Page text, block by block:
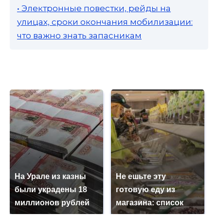
• Электронные повестки, рейды на
улицах, сроки окончания мобилизации:
что важно знать запасникам
На Урале из казны
были украдены 18
миллионов рублей
Не ешьте эту
готовую еду из
магазина: список